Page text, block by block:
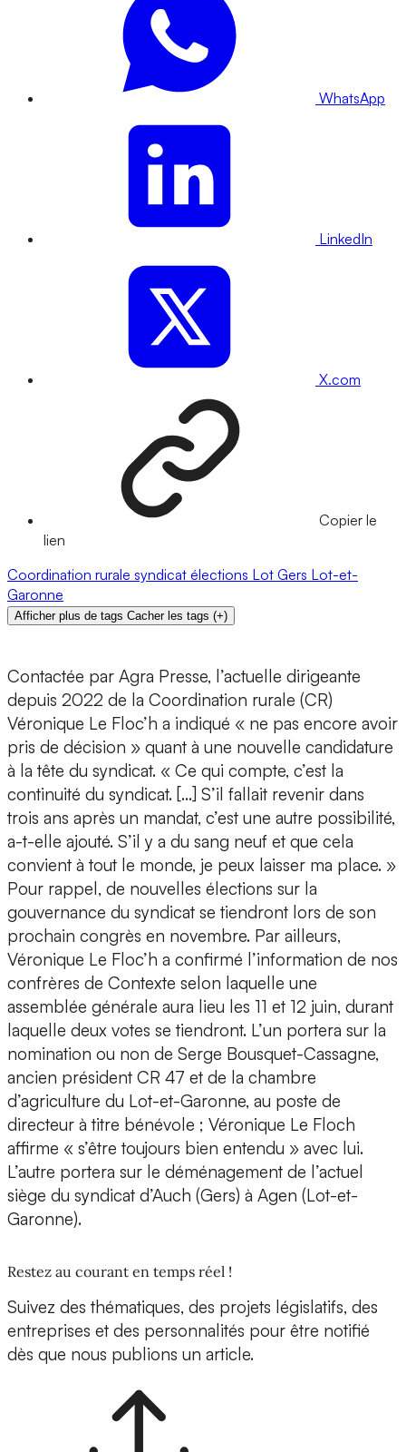
WhatsApp
LinkedIn
X.com
Copier le
lien
Coordination rurale syndicat élections Lot Gers Lot-et-
Garonne
Afficher plus de tags Cacher les tags (+)
Contactée par Agra Presse, l’actuelle dirigeante
depuis 2022 de la Coordination rurale (CR)
Véronique Le Floc’h a indiqué « ne pas encore avoir
pris de décision » quant à une nouvelle candidature
à la tête du syndicat. « Ce qui compte, c’est la
continuité du syndicat. […] S’il fallait revenir dans
trois ans après un mandat, c’est une autre possibilité,
a-t-elle ajouté. S’il y a du sang neuf et que cela
convient à tout le monde, je peux laisser ma place. »
Pour rappel, de nouvelles élections sur la
gouvernance du syndicat se tiendront lors de son
prochain congrès en novembre. Par ailleurs,
Véronique Le Floc’h a confirmé l’information de nos
confrères de Contexte selon laquelle une
assemblée générale aura lieu les 11 et 12 juin, durant
laquelle deux votes se tiendront. L’un portera sur la
nomination ou non de Serge Bousquet-Cassagne,
ancien président CR 47 et de la chambre
d’agriculture du Lot-et-Garonne, au poste de
directeur à titre bénévole ; Véronique Le Floch
affirme « s’être toujours bien entendu » avec lui.
L’autre portera sur le déménagement de l’actuel
siège du syndicat d’Auch (Gers) à Agen (Lot-et-
Garonne).
Restez au courant en temps réel !
Suivez des thématiques, des projets législatifs, des
entreprises et des personnalités pour être notifié
dès que nous publions un article.